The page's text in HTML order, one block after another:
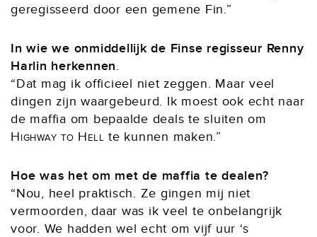
geregisseerd door een gemene Fin.”
In wie we onmiddellijk de Finse regisseur Renny
Harlin herkennen.
“Dat mag ik officieel niet zeggen. Maar veel
dingen zijn waargebeurd. Ik moest ook echt naar
de maffia om bepaalde deals te sluiten om
Highway to Hell te kunnen maken.”
Hoe was het om met de maffia te dealen?
“Nou, heel praktisch. Ze gingen mij niet
vermoorden, daar was ik veel te onbelangrijk
voor. We hadden wel echt om vijf uur ‘s